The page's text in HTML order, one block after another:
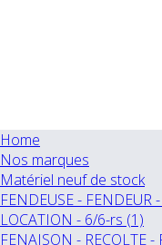
Home
Nos marques
Matériel neuf de stock
FENDEUSE - FENDEUR
LOCATION - 6/6-rs (1)
FENAISON - RECOLTE -